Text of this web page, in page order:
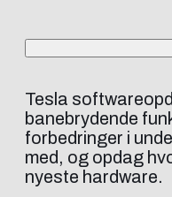
Tesla
banebrydende
forbedringer i
med, og opdag
nyeste hardware.